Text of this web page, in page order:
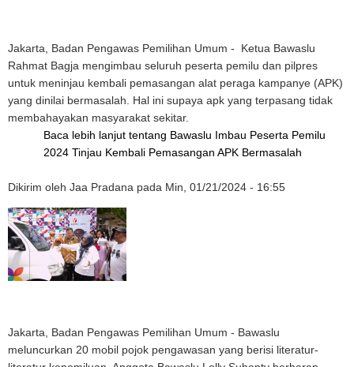
Jakarta, Badan Pengawas Pemilihan Umum - Ketua Bawaslu
Rahmat Bagja mengimbau seluruh peserta pemilu dan pilpres
untuk meninjau kembali pemasangan alat peraga kampanye (APK)
yang dinilai bermasalah. Hal ini supaya apk yang terpasang tidak
membahayakan masyarakat sekitar.
Baca lebih lanjut tentang Bawaslu Imbau Peserta Pemilu
2024 Tinjau Kembali Pemasangan APK Bermasalah
Dikirim oleh Jaa Pradana pada Min, 01/21/2024 - 16:55
Jakarta, Badan Pengawas Pemilihan Umum - Bawaslu
meluncurkan 20 mobil pojok pengawasan yang berisi literatur-